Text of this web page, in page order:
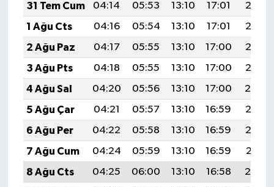
31 Tem Cum
04:14 05:53 13:10 17:01
20:18
1 Ağu Cts
04:16 05:54 13:10 17:01
20:17
2 Ağu Paz
04:17 05:55 13:10 17:00
20:16
3 Ağu Pts
04:18 05:55 13:10 17:00
20:15
4 Ağu Sal
04:20 05:56 13:10 17:00
20:14
5 Ağu Çar
04:21 05:57 13:10 16:59
20:13
6 Ağu Per
04:22 05:58 13:10 16:59
20:12
7 Ağu Cum
04:24 05:59 13:10 16:59
20:11
8 Ağu Cts
04:25 06:00 13:10 16:58
20:10
SİYASET
SPOR HABERLERİ
TEKNOLOJİ
Turizm
ÜLKE GÜNDEMİ
YAŞAM